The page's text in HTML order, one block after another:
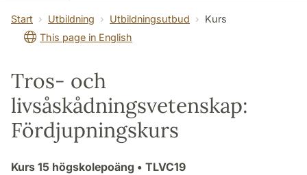
Institutionen
Start Utbildning Utbildningsutbud
Kurs
This page in English
Tros- och
livsåskådningsvetenskap:
Fördjupningskurs
Kurs 15 högskolepoäng • TLVC19